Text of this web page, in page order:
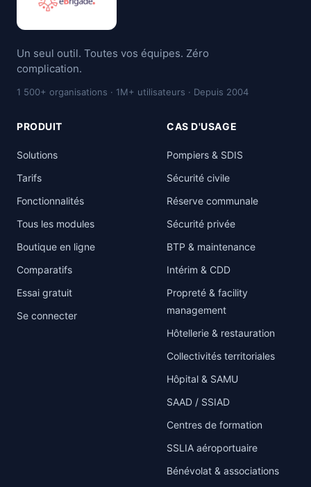
Un seul outil. Toutes vos équipes. Zéro
complication.
1 500+ organisations · 1M+ utilisateurs · Depuis 2004
PRODUIT
Solutions
Tarifs
Fonctionnalités
Tous les modules
Boutique en ligne
Comparatifs
Essai gratuit
Se connecter
CAS D'USAGE
Pompiers & SDIS
Sécurité civile
Réserve communale
Sécurité privée
BTP & maintenance
Intérim & CDD
Propreté & facility
management
Hôtellerie & restauration
Collectivités territoriales
Hôpital & SAMU
SAAD / SSIAD
Centres de formation
SSLIA aéroportuaire
Bénévolat & associations